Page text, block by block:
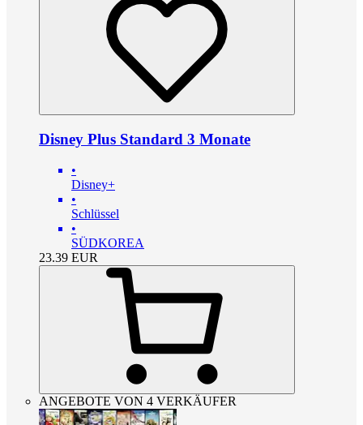
Disney Plus Standard 3 Monate
•
Disney+
•
Schlüssel
•
SÜDKOREA
23.39 EUR
ANGEBOTE VON 4 VERKÄUFER